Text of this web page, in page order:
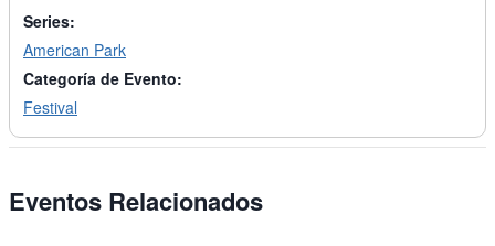
Series:
American Park
Categoría de Evento:
Festival
Eventos Relacionados